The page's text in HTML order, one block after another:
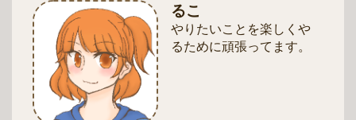
るこ
やりたいことを楽しくや
るために頑張ってます。